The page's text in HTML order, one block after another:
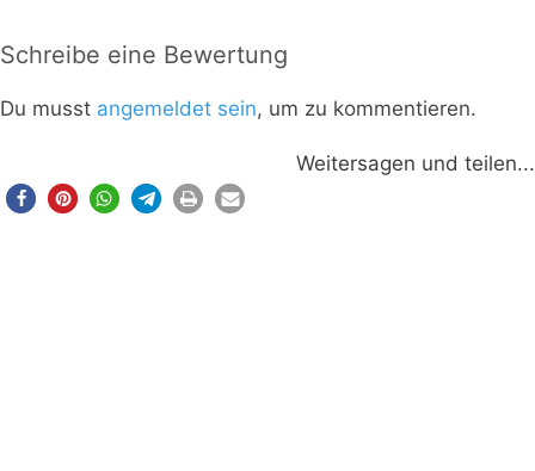
Schreibe eine Bewertung
Du musst angemeldet sein, um zu kommentieren.
Weitersagen und teilen...